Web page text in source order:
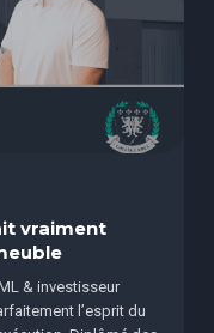
vraiment
& investisseur
l’esprit du